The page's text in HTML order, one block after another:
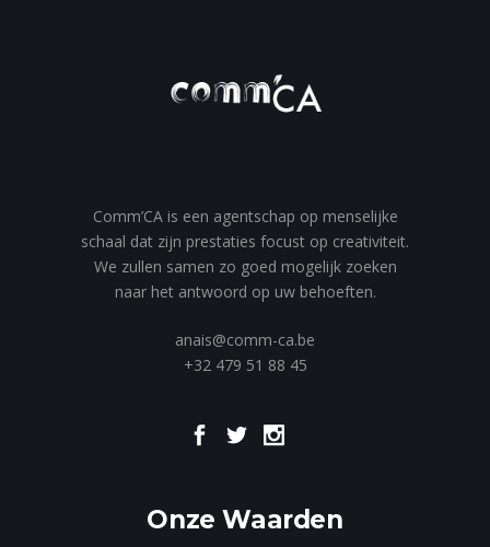
Comm’CA is een agentschap op menselijke
schaal dat zijn prestaties focust op creativiteit.
We zullen samen zo goed mogelijk zoeken
naar het antwoord op uw behoeften.
anais@comm-ca.be
+32 479 51 88 45
Onze Waarden